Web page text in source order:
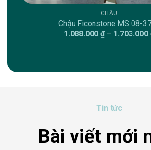
CHẬU
Chậu Ficonstone MS 08-
1.088.000 ₫ – 1.703.000
Tin tức
Bài viết mới